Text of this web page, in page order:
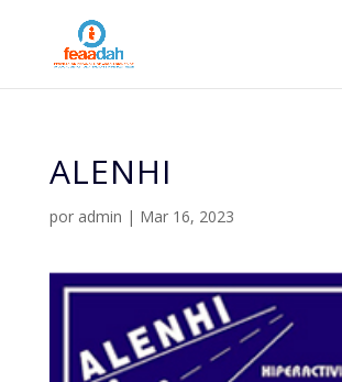
ALENHI
por admin | Mar 16, 2023